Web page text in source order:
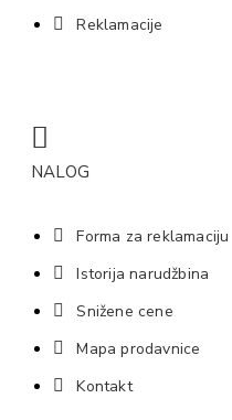
Reklamacije
NALOG
Forma za reklamaciju
Istorija narudžbina
Snižene cene
Mapa prodavnice
Kontakt